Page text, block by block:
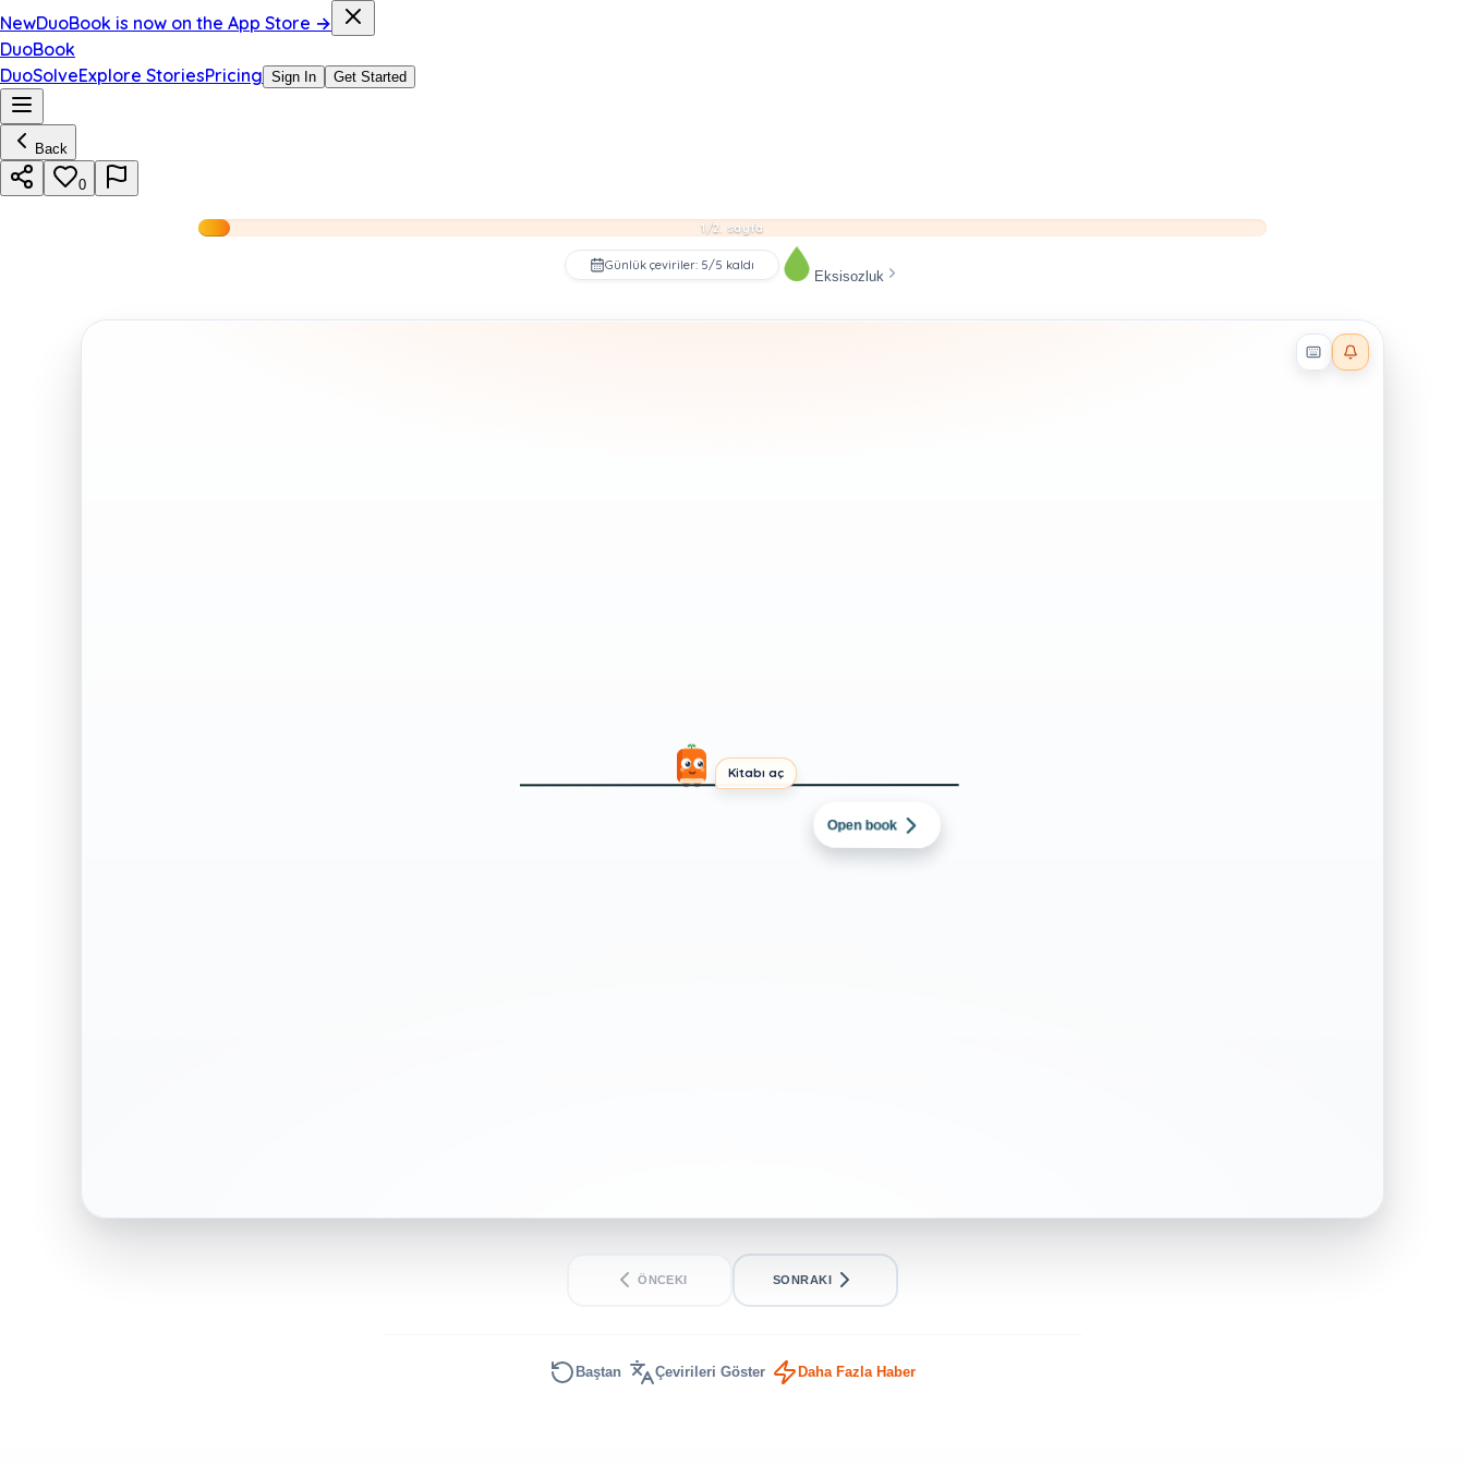
NewDuoBook is now on the App Store →
DuoBook
DuoSolveExplore StoriesPricing Sign In Get Started
Back
0
1/2. sayfa
Günlük çeviriler: 5/5 kaldı
Eksisozluk
Reader effects on
Kitabı aç
polyester tişört Open book
ÖNCEKI SONRAKI
Baştan Çevirileri Göster Daha Fazla Haber